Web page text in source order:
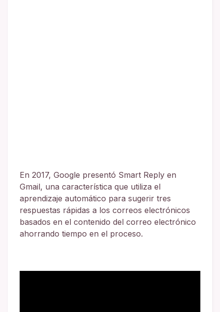
En 2017, Google presentó Smart Reply en
Gmail, una característica que utiliza el
aprendizaje automático para sugerir tres
respuestas rápidas a los correos electrónicos
basados en el contenido del correo electrónico
ahorrando tiempo en el proceso.